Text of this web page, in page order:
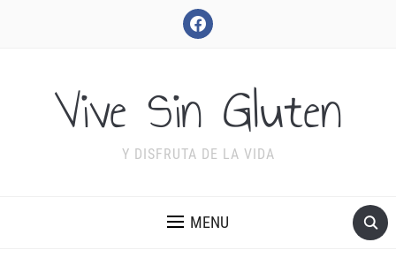
facebook
Vive Sin Gluten
Y DISFRUTA DE LA VIDA
MENU